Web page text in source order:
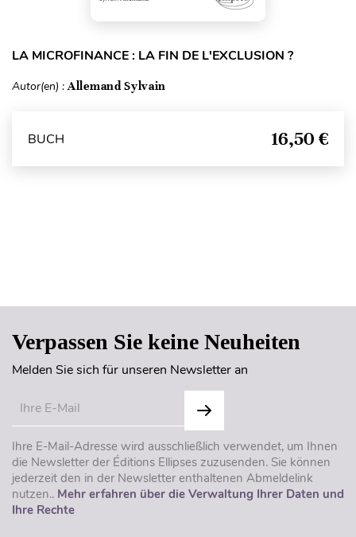
LA MICROFINANCE : LA FIN DE L'EXCLUSION ?
Autor(en) :Allemand Sylvain
BUCH 16,50 €
Verpassen Sie keine Neuheiten
Melden Sie sich für unseren Newsletter an
Ihre E-Mail-Adresse wird ausschließlich verwendet, um Ihnen
die Newsletter der Éditions Ellipses zuzusenden. Sie können
jederzeit den in der Newsletter enthaltenen Abmeldelink
nutzen.. Mehr erfahren über die Verwaltung Ihrer Daten und
Ihre Rechte